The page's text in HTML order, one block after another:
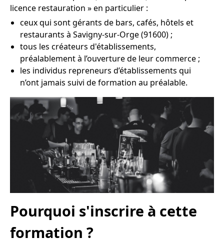
licence restauration » en particulier :
ceux qui sont gérants de bars, cafés, hôtels et
restaurants à Savigny-sur-Orge (91600) ;
tous les créateurs d'établissements,
préalablement à l’ouverture de leur commerce ;
les individus repreneurs d’établissements qui
n’ont jamais suivi de formation au préalable.
Pourquoi s'inscrire à cette
formation ?